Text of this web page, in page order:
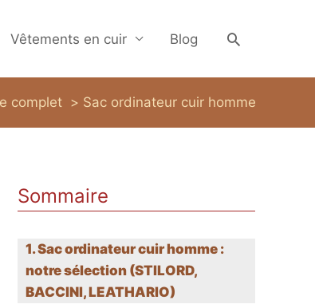
Vêtements en cuir Blog
complet Sac ordinateur cuir homme
Sommaire
Sac ordinateur cuir homme :
notre sélection (STILORD,
BACCINI, LEATHARIO)